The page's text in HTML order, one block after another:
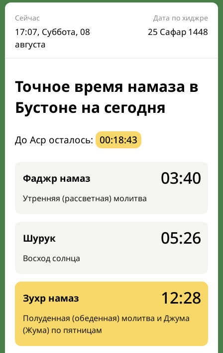
Расписание на месяц
Время Сухура и Ифтара на сегодня
Календарь рамадана
Направление киблы
Сейчас
17:07, Суббота, 08
августа
Дата по хиджре
25 Сафар 1448
Точное время намаза в
Бустоне на сегодня
До Аср осталось: 00:18:42
Фаджр намаз
Утренняя (рассветная) молитва
03:40
Шурук
Восход солнца
05:26
Зухр намаз
Полуденная (обеденная) молитва и Джума
(Жума) по пятницам
12:28